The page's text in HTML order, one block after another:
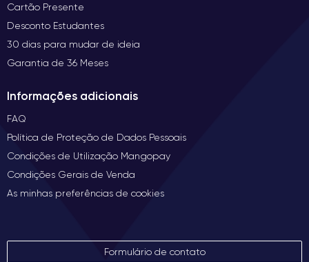
Cartão Presente
Desconto Estudantes
30 dias para mudar de ideia
Garantia de 36 Meses
Informações adicionais
FAQ
Política de Proteção de Dados Pessoais
Condições de Utilização Mangopay
Condições Gerais de Venda
As minhas preferências de cookies
Formulário de contato